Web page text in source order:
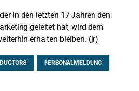
in den letzten 17 Jahren den
geleitet hat, wird dem
erhalten bleiben. (jr)
PERSONALMELDUNG